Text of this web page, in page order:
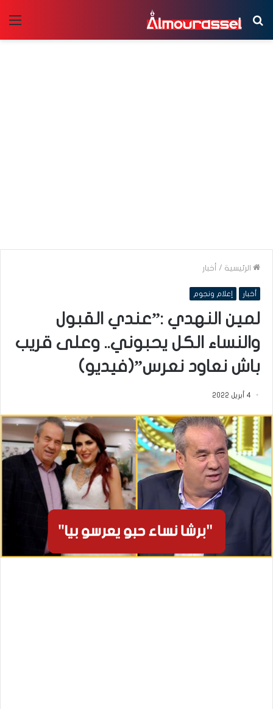
بحث
عن
الرئيسية / أخبار
أخبار إعلام ونجوم
لمين النهدي :”عندي القبول
والنساء الكل يحبوني.. وعلى قريب
باش نعاود نعرس”(فيديو)
4 أبريل 2022